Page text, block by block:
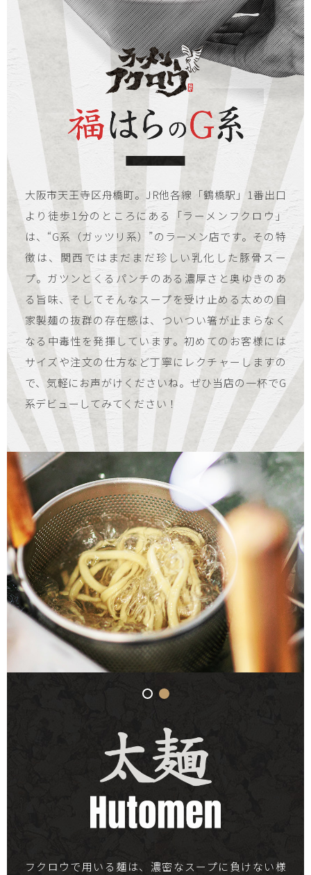
大阪市天王寺区舟橋町。JR他各線「鶴橋駅」1番出口
より徒歩1分のところにある「ラーメンフクロウ」
は、“G系（ガッツリ系）”のラーメン店です。その特
徴は、関西ではまだまだ珍しい乳化した豚骨スー
プ。ガツンとくるパンチのある濃厚さと奥ゆきのあ
る旨味、そしてそんなスープを受け止める太めの自
家製麺の抜群の存在感は、ついつい箸が止まらなく
なる中毒性を発揮しています。初めてのお客様には
サイズや注文の仕方など丁寧にレクチャーしますの
で、気軽にお声がけくださいね。ぜひ当店の一杯でG
系デビューしてみてください！
フクロウで用いる麺は、濃密なスープに負けない様